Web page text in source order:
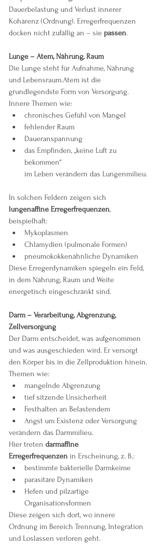
Dauerbelastung und Verlust innerer
Kohärenz (Ordnung). Erregerfrequenzen
docken nicht zufällig an – sie passen.
Lunge – Atem, Nährung, Raum
Die Lunge steht für Aufnahme, Nährung
und Lebensraum.Atem ist die
grundlegendste Form von Versorgung.
Innere Themen wie:
chronisches Gefühl von Mangel
fehlender Raum
Daueranspannung
das Empfinden, „keine Luft zu
bekommen“
im Leben verändern das Lungenmilieu.
In solchen Feldern zeigen sich
lungenaffine Erregerfrequenzen,
beispielhaft:
Mykoplasmen
Chlamydien (pulmonale Formen)
pneumokokkenähnliche Dynamiken
Diese Erregerdynamiken spiegeln ein Feld,
in dem Nährung, Raum und Weite
energetisch eingeschränkt sind.
Darm – Verarbeitung, Abgrenzung,
Zellversorgung
Der Darm entscheidet, was aufgenommen
und was ausgeschieden wird. Er versorgt
den Körper bis in die Zellproduktion hinein.
Themen wie:
mangelnde Abgrenzung
tief sitzende Unsicherheit
Festhalten an Belastendem
Angst um Existenz oder Versorgung
verändern das Darmmilieu.
Hier treten darmaffine
Erregerfrequenzen in Erscheinung, z. B.:
bestimmte bakterielle Darmkeime
parasitäre Dynamiken
Hefen und pilzartige
Organisationsformen
Diese zeigen sich dort, wo innere
Ordnung im Bereich Trennung, Integration
und Loslassen verloren geht.